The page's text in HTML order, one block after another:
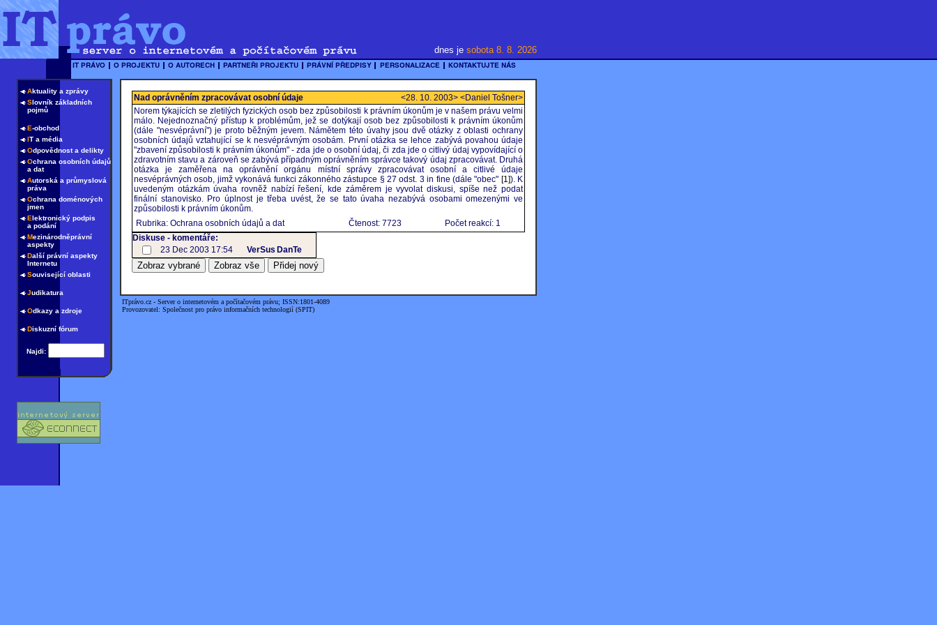
dnes je sobota 8. 8. 2026
Aktuality a zprávy
Slovník základních
pojmů
E-obchod
IT a média
Odpovědnost a delikty
Ochrana osobních údajů
a dat
Autorská a průmyslová
práva
Ochrana doménových
jmen
Elektronický podpis
a podání
Mezinárodněprávní
aspekty
Další právní aspekty
Internetu
Související oblasti
Judikatura
Odkazy a zdroje
Diskuzní fórum
Najdi:
Nad oprávněním zpracovávat osobní údaje
<28. 10. 2003> <Daniel Tošner>
Norem týkajících se zletilých fyzických osob bez způsobilosti k právním úkonům je v našem právu velmi
málo. Nejednoznačný přístup k problémům, jež se dotýkají osob bez způsobilosti k právním úkonům
(dále "nesvéprávní") je proto běžným jevem. Námětem této úvahy jsou dvě otázky z oblasti ochrany
osobních údajů vztahující se k nesvéprávným osobám. První otázka se lehce zabývá povahou údaje
"zbavení způsobilosti k právním úkonům" - zda jde o osobní údaj, či zda jde o citlivý údaj vypovídající o
zdravotním stavu a zároveň se zabývá případným oprávněním správce takový údaj zpracovávat. Druhá
otázka je zaměřena na oprávnění orgánu místní správy zpracovávat osobní a citlivé údaje
nesvéprávných osob, jimž vykonává funkci zákonného zástupce § 27 odst. 3 in fine (dále "obec" [1]). K
uvedeným otázkám úvaha rovněž nabízí řešení, kde záměrem je vyvolat diskusi, spíše než podat
finální stanovisko. Pro úplnost je třeba uvést, že se tato úvaha nezabývá osobami omezenými ve
způsobilosti k právním úkonům.
Rubrika: Ochrana osobních údajů a dat
Čtenost: 7723
Počet reakcí: 1
Diskuse - komentáře:
23 Dec 2003 17:54
VerSus DanTe
ITprávo.cz - Server o internetovém a počítačovém právu; ISSN:1801-4089
Provozovatel: Společnost pro právo informačních technologií (SPIT)